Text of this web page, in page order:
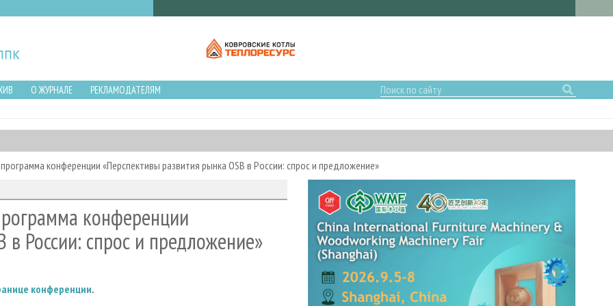
О ЖУРНАЛЕ РЕКЛАМОДАТЕЛЯМ
конференции «Перспективы развития рынка OSB в России: спрос и предложение»
конференции
в России: спрос и предложение»
конференции.